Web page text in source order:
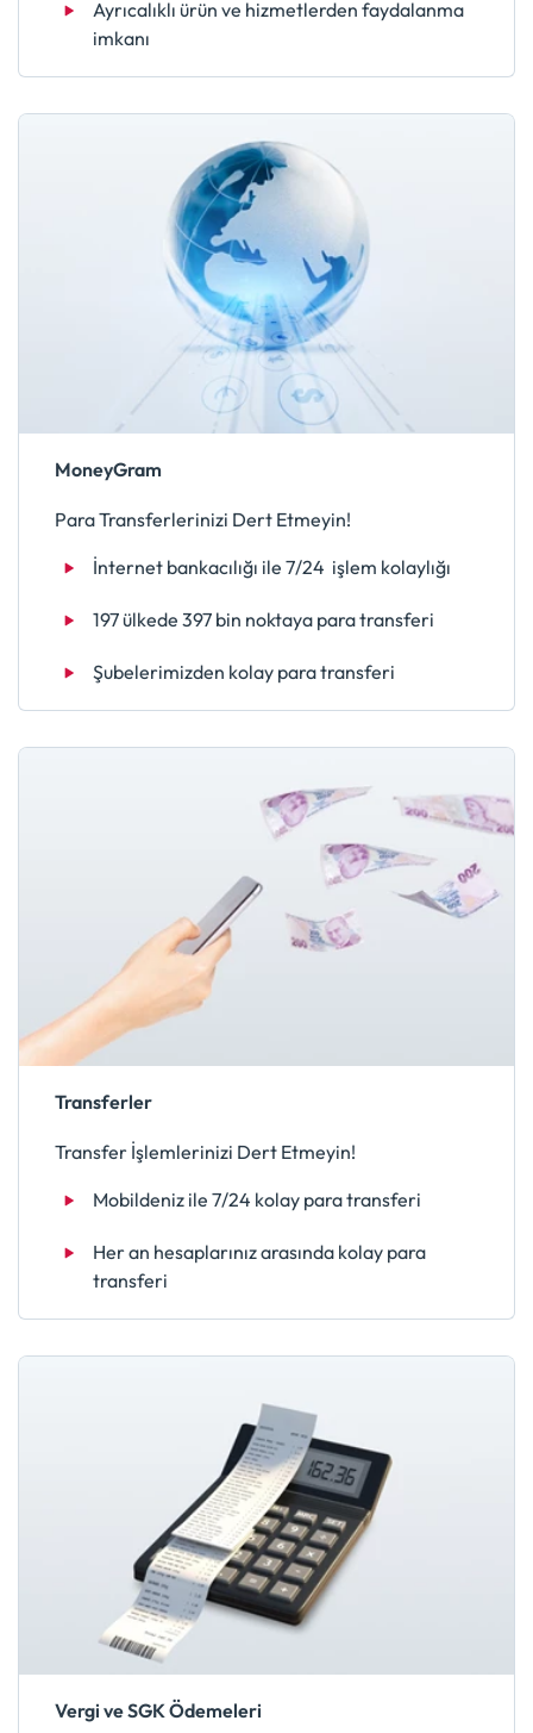
Ayrıcalıklı ürün ve hizmetlerden faydalanma
imkanı
MoneyGram
Para Transferlerinizi Dert Etmeyin!
İnternet bankacılığı ile 7/24 işlem kolaylığı
197 ülkede 397 bin noktaya para transferi
Şubelerimizden kolay para transferi
Transferler
Transfer İşlemlerinizi Dert Etmeyin!
Mobildeniz ile 7/24 kolay para transferi
Her an hesaplarınız arasında kolay para
transferi
Vergi ve SGK Ödemeleri